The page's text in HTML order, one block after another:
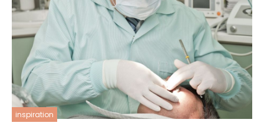
inspiration